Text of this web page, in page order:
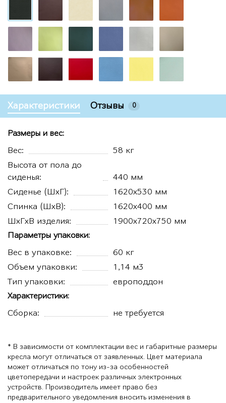
Характеристики Отзывы 0
Размеры и вес:
Вес:
58 кг
Высота от пола до
сиденья:
440 мм
Сиденье (ШхГ):
1620х530 мм
Спинка (ШхВ):
1620х400 мм
ШхГхВ изделия:
1900х720х750 мм
Параметры упаковки:
Вес в упаковке:
60 кг
Объем упаковки:
1,14 м3
Тип упаковки:
европоддон
Характеристики:
Сборка: не требуется
* В зависимости от комплектации вес и габаритные размеры
кресла могут отличаться от заявленных. Цвет материала
может отличаться по тону из-за особенностей
цветопередачи и настроек различных электронных
устройств. Производитель имеет право без
предварительного уведомления вносить изменения в